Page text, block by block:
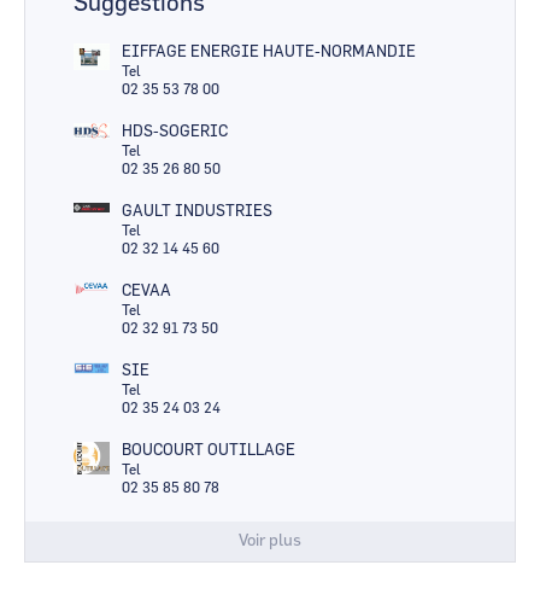
EIFFAGE ENERGIE HAUTE-NORMANDIE
Tel
02 35 53 78 00
HDS-SOGERIC
Tel
02 35 26 80 50
GAULT INDUSTRIES
Tel
02 32 14 45 60
CEVAA
Tel
02 32 91 73 50
SIE
Tel
02 35 24 03 24
BOUCOURT OUTILLAGE
Tel
02 35 85 80 78
Voir plus